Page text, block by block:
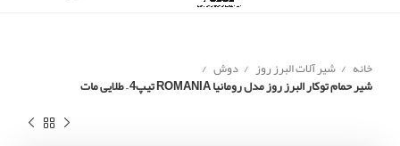
خانه شیر آلات البرز روز دوش
شیر حمام توکار البرز روز مدل رومانیا ROMANIA تیپ4 – طلایی مات